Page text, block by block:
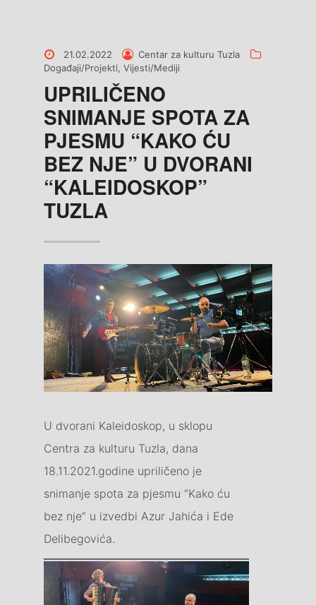
Posted
on
21.02.2022
Posted
by
Centar za kulturu Tuzla
Događaji/Projekti,Vijesti/Mediji
UPRILIČENO
SNIMANJE SPOTA ZA
PJESMU “KAKO ĆU
BEZ NJE” U DVORANI
“KALEIDOSKOP”
TUZLA
U dvorani Kaleidoskop, u sklopu
Centra za kulturu Tuzla, dana
18.11.2021.godine upriličeno je
snimanje spota za pjesmu “Kako ću
bez nje” u izvedbi Azur Jahića i Ede
Delibegovića.